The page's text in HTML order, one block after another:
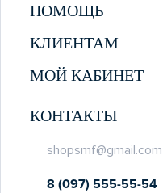
ПОМОЩЬ
КЛИЕНТАМ
МОЙ КАБИНЕТ
КОНТАКТЫ
shopsmf@gmail.com
8 (097) 555-55-54